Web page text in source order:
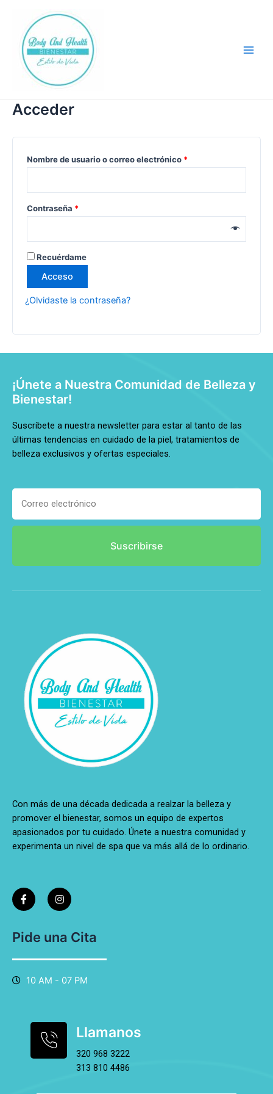
contenido
Acceder
Nombre de usuario o correo electrónico *
Contraseña *
Recuérdame
Acceso
¿Olvidaste la contraseña?
¡Únete a Nuestra Comunidad de Belleza y
Bienestar!
Suscríbete a nuestra newsletter para estar al tanto de las
últimas tendencias en cuidado de la piel, tratamientos de
belleza exclusivos y ofertas especiales.
Suscribirse
Con más de una década dedicada a realzar la belleza y
promover el bienestar, somos un equipo de expertos
apasionados por tu cuidado. Únete a nuestra comunidad y
experimenta un nivel de spa que va más allá de lo ordinario.
F
a
c
o
o
-
I
n
s
g
r
m
Pide una Cita
10 AM - 07 PM
Llamanos
320 968 3222
313 810 4486